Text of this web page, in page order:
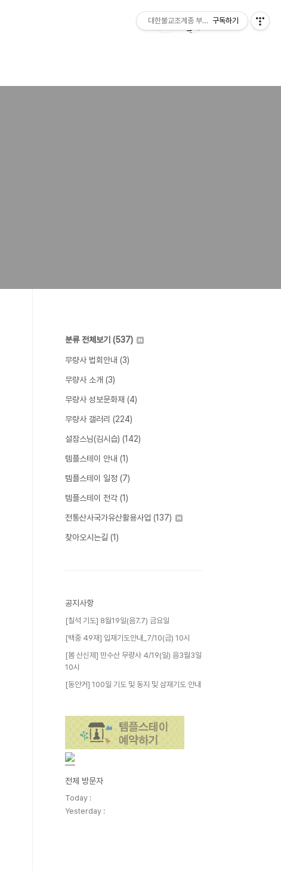
분류 전체보기 (537)
무량사 법회안내 (3)
무량사 소개 (3)
무량사 성보문화재 (4)
무량사 갤러리 (224)
설잠스님(김시습) (142)
템플스테이 안내 (1)
템플스테이 일정 (7)
템플스테이 전각 (1)
전통산사국가유산활용사업 (137)
찾아오시는길 (1)
공지사항
[칠석 기도] 8월19일(음7.7) 금요일
[백중 49재] 입재기도안내_7/10(금) 10시
[봄 산신제] 만수산 무량사 4/19(일) 음3월3일
10시
[동안거] 100일 기도 및 동지 및 삼재기도 안내
전체 방문자
Today :
Yesterday :
대한불교조계종 부여 무량사
구독하기